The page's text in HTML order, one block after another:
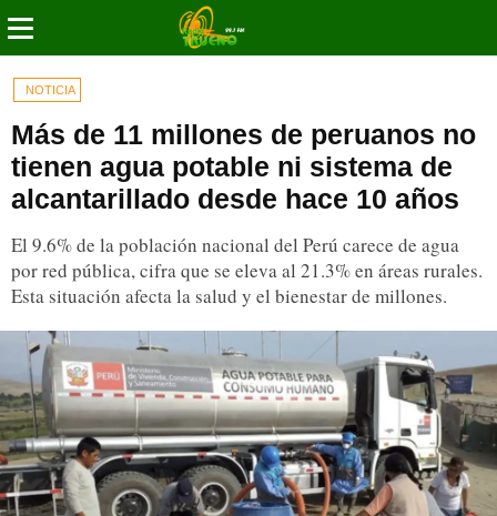
NOTICIA
Más de 11 millones de peruanos no
tienen agua potable ni sistema de
alcantarillado desde hace 10 años
El 9.6% de la población nacional del Perú carece de agua
por red pública, cifra que se eleva al 21.3% en áreas rurales.
Esta situación afecta la salud y el bienestar de millones.